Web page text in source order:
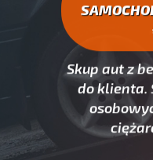
Skup aut z
do klienta.